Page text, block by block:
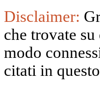
Disclaimer:
che trovate
modo
citati in